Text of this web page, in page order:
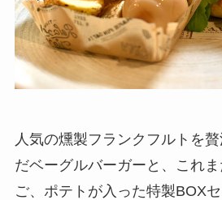
人気の燻製フランクフルトを
だベーグルバーガーと、これ
ご、ポテトが入った特製BOX